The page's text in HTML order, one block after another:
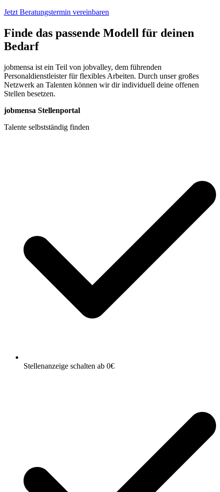
Jetzt Beratungstermin vereinbaren
Finde das passende Modell für deinen
Bedarf
jobmensa ist ein Teil von jobvalley, dem führenden
Personaldienstleister für flexibles Arbeiten. Durch unser großes
Netzwerk an Talenten können wir dir individuell deine offenen
Stellen besetzen.
jobmensa Stellenportal
Talente selbstständig finden
Stellenanzeige schalten ab 0€